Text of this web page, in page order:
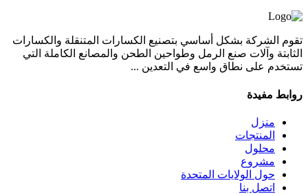
تقوم الشركة بشكل أساسي بتصنيع الكسارات المتنقلة والكسارات
الثابتة وآلات صنع الرمل وطواحين الطحن والمصانع الكاملة التي
تستخدم على نطاق واسع في التعدين ...
روابط مفيدة
منزل
المنتجات
محلول
مشروع
حول الولايات المتحدة
اتصل بنا